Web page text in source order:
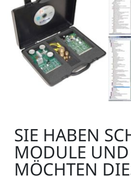
SIE HABEN
MODULE UND
MÖCHTEN